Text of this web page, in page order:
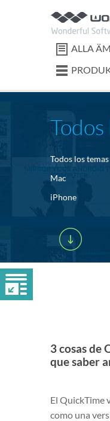
ALLA
Todos los temas
Mac
iPhone
3 cosas de
que saber
El QuickTime
como una